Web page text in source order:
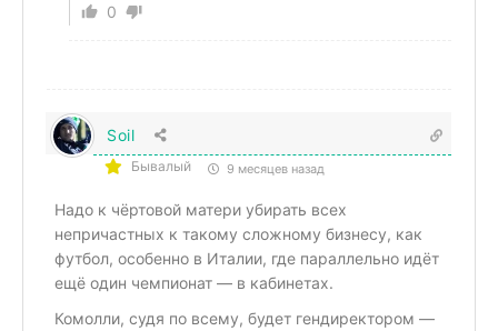
0
Soil
Бывалый 9 месяцев назад
Надо к чёртовой матери убирать всех
непричастных к такому сложному бизнесу, как
футбол, особенно в Италии, где параллельно идёт
ещё один чемпионат — в кабинетах.
Комолли, судя по всему, будет гендиректором —